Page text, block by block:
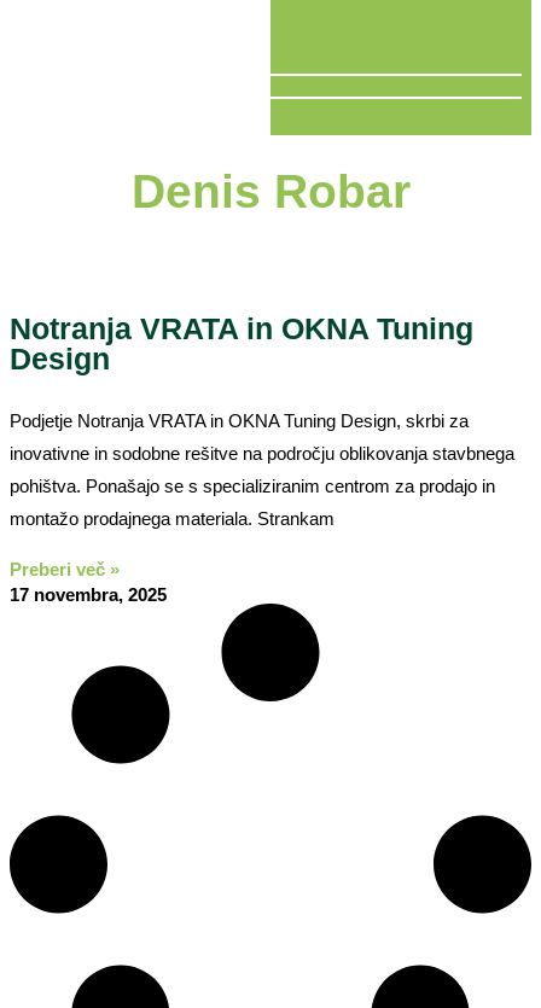
Denis Robar
Notranja VRATA in OKNA Tuning
Design
Podjetje Notranja VRATA in OKNA Tuning Design, skrbi za
inovativne in sodobne rešitve na področju oblikovanja stavbnega
pohištva. Ponašajo se s specializiranim centrom za prodajo in
montažo prodajnega materiala. Strankam
Preberi več »
17 novembra, 2025